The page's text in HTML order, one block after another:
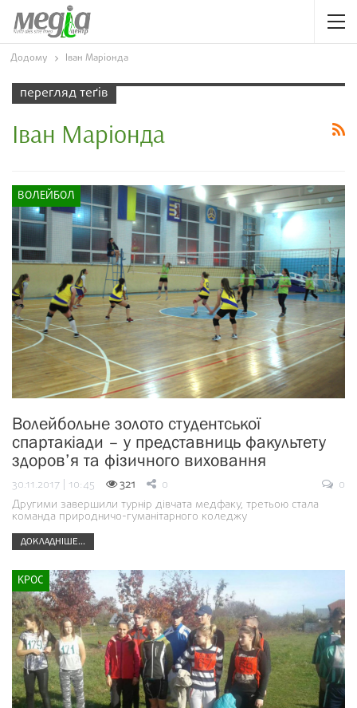
Додому Іван Маріонда
перегляд теґів
Іван Маріонда
ВОЛЕЙБОЛ
Волейбольне золото студентської
спартакіади – у представниць факультету
здоров’я та фізичного виховання
30.11.2017 | 10:45 321 0
0
Другими завершили турнір дівчата медфаку, третьою стала
команда природничо-гуманітарного коледжу
ДОКЛАДНІШЕ...
КРОС